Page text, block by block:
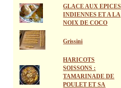
GLACE AUX EPICES
INDIENNES ET A LA
NOIX DE COCO
Grissini
HARICOTS
SOISSONS :
TAMARINADE DE
POULET ET SA